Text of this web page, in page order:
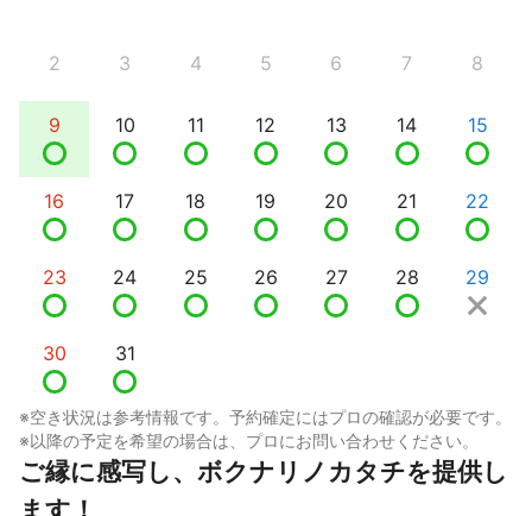
2 3 4 5 6 7 8
9 10 11 12 13 14 15
16 17 18 19 20 21 22
23 24 25 26 27 28 29
30 31
※空き状況は参考情報です。予約確定にはプロの確認が必要です。
※以降の予定を希望の場合は、プロにお問い合わせください。
ご縁に感写し、ボクナリノカタチを提供し
ます！